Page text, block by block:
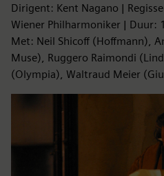
Dirigent: Kent Nagano |
Wiener Philharmoniker | Duur:
Met: Neil Shicoff (Hoffmann),
Muse), Ruggero Raimondi
(Olympia), Waltraud Meier